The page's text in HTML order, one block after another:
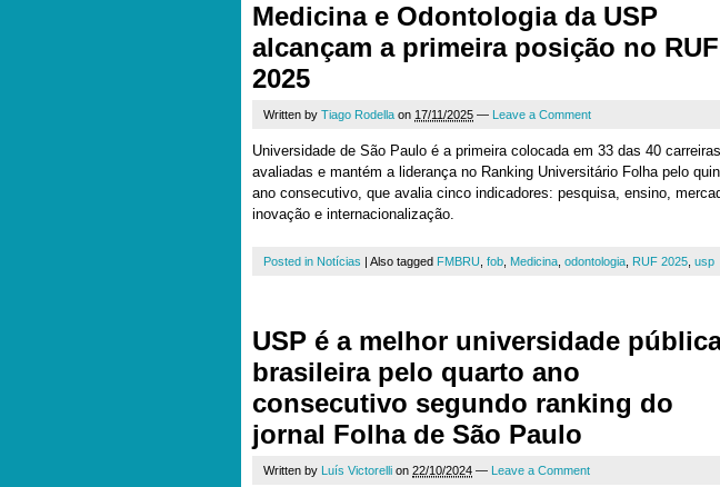
Medicina e Odontologia da USP
alcançam a primeira posição no RUF
2025
Written by Tiago Rodella on 17/11/2025 — Leave a Comment
Universidade de São Paulo é a primeira colocada em 33 das 40 carreiras
avaliadas e mantém a liderança no Ranking Universitário Folha pelo
ano consecutivo, que avalia cinco indicadores: pesquisa, ensino,
inovação e internacionalização.
Posted in Notícias | Also tagged FMBRU fob Medicina odontologia RUF 2025 usp
USP é a melhor universidade
brasileira pelo quarto ano
consecutivo segundo ranking do
jornal Folha de São Paulo
Written by Luís Victorelli on 22/10/2024 — Leave a Comment